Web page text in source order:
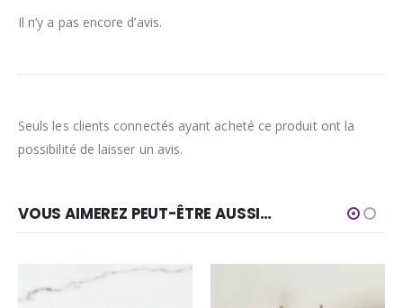
Il n’y a pas encore d’avis.
Seuls les clients connectés ayant acheté ce produit ont la
possibilité de laisser un avis.
VOUS AIMEREZ PEUT-ÊTRE AUSSI…